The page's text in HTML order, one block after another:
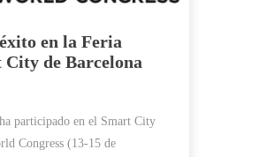
en la Feria
City de Barcelona
participado en el Smart City
Congress (13-15 de